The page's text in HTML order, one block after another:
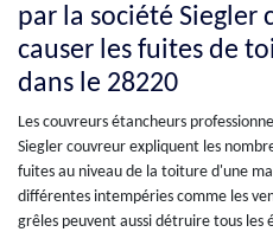
par la société Siegler
causer les fuites de
dans le 28220
Les couvreurs étancheurs
Siegler couvreur expliquent les
fuites au niveau de la toiture d'une
différentes intempéries comme les
grêles peuvent aussi détruire tous